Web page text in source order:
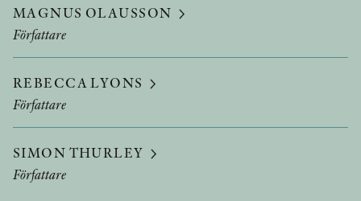
MAGNUS OLAUSSON
Författare
REBECCA LYONS
Författare
SIMON THURLEY
Författare